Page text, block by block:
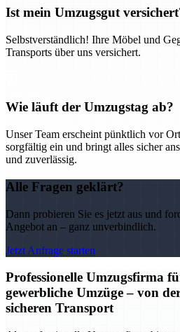
Ist mein Umzugsgut
Selbstverständlich! Ihre Möbel und
Transports über uns versichert.
Wie läuft der Umzugstag ab?
Unser Team erscheint pünktlich vor
sorgfältig ein und bringt alles sicher
und zuverlässig.
Alle Fragen geklärt?
Dann probieren Sie es jetzt aus und
Angebot an – ganz unverbindlich.
Jetzt Anfrage starten
Professionelle Umzugsfirma
gewerbliche Umzüge – von
sicheren Transport